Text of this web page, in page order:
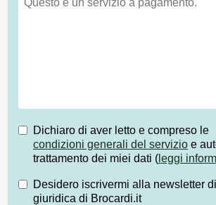
Dichiaro di aver letto e compreso le
condizioni generali del servizio e
trattamento dei miei dati ( leggi
Desidero iscrivermi alla newsletter
giuridica di Brocardi.it